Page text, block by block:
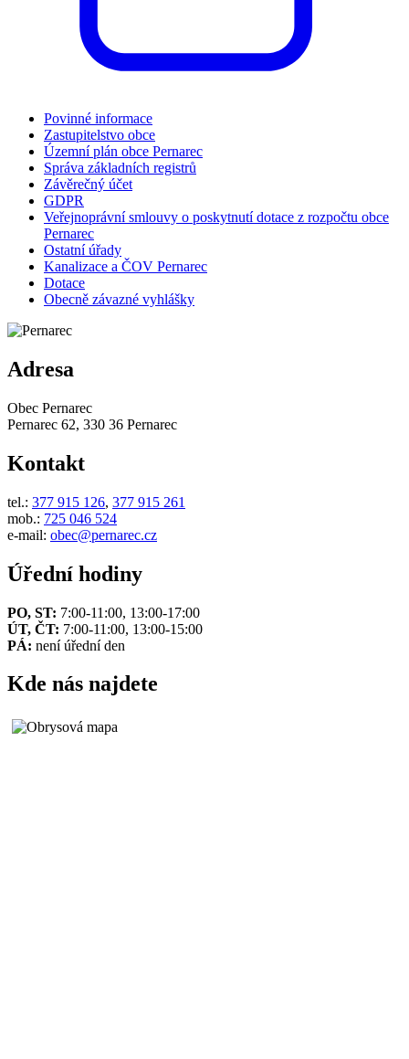
Povinné informace
Zastupitelstvo obce
Územní plán obce Pernarec
Správa základních registrů
Závěrečný účet
GDPR
Veřejnoprávní smlouvy o poskytnutí dotace z rozpočtu obce
Pernarec
Ostatní úřady
Kanalizace a ČOV Pernarec
Dotace
Obecně závazné vyhlášky
Adresa
Obec Pernarec
Pernarec 62, 330 36 Pernarec
Kontakt
tel.: 377 915 126, 377 915 261
mob.: 725 046 524
e-mail: obec@pernarec.cz
Úřední hodiny
PO, ST: 7:00-11:00, 13:00-17:00
ÚT, ČT: 7:00-11:00, 13:00-15:00
PÁ: není úřední den
Kde nás najdete